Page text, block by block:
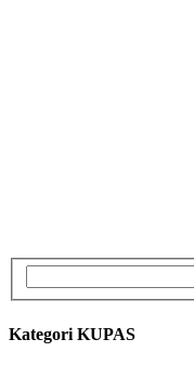
Kategori KUPAS